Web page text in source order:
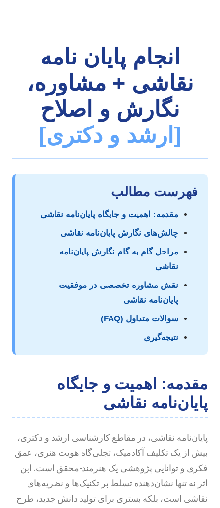
انجام پایان نامه
نقاشی + مشاوره،
نگارش و اصلاح
[ارشد و دکتری]
فهرست مطالب
مقدمه: اهمیت و جایگاه پایان‌نامه نقاشی
چالش‌های نگارش پایان‌نامه نقاشی
مراحل گام به گام نگارش پایان‌نامه
نقاشی
نقش مشاوره تخصصی در موفقیت
پایان‌نامه نقاشی
سوالات متداول (FAQ)
نتیجه‌گیری
اهمیت و جایگاه
نقاشی
نقاشی، در مقاطع کارشناسی ارشد و دکتری،
از یک تکلیف آکادمیک، تجلی‌گاه هویت هنری، عمق
و توانایی پژوهشی یک هنرمند-محقق است. این
نه تنها نشان‌دهنده تسلط بر تکنیک‌ها و نظریه‌های
است، بلکه بستری برای تولید دانش جدید، طرح